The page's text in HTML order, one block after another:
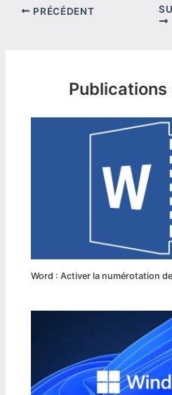
PRÉCÉDENT
Publications
Word : Activer la numérotation